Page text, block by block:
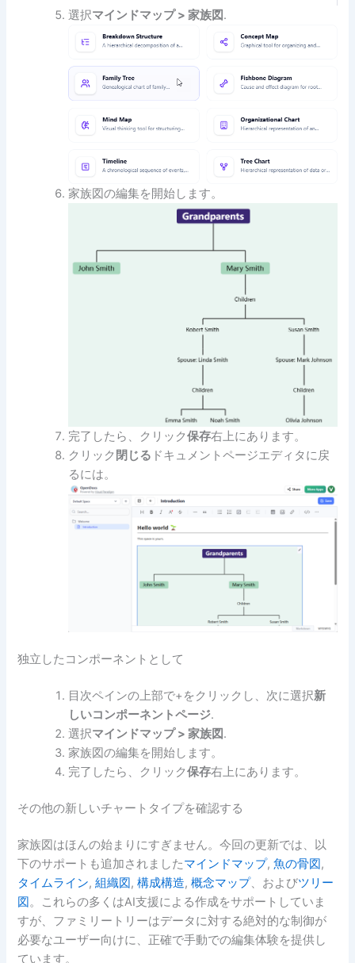
選択マインドマップ > 家族図.
家族図の編集を開始します。
完了したら、クリック保存右上にあります。
クリック 閉じる ドキュメントページエディタに戻
るには。
独立したコンポーネントとして
目次ペインの上部で+をクリックし、次に選択新
しいコンポーネントページ.
選択マインドマップ > 家族図.
家族図の編集を開始します。
完了したら、クリック保存右上にあります。
その他の新しいチャートタイプを確認する
家族図はほんの始まりにすぎません。今回の更新では、以
下のサポートも追加されましたマインドマップ,魚の骨図,
タイムライン,組織図,構成構造,概念マップ、およびツリー
図。これらの多くはAI支援による作成をサポートしていま
すが、ファミリートリーはデータに対する絶対的な制御が
必要なユーザー向けに、正確で手動での編集体験を提供し
ています。